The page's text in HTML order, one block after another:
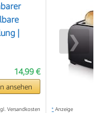
|
14,99 €
ansehen
Versandkosten * Anzeige
❯